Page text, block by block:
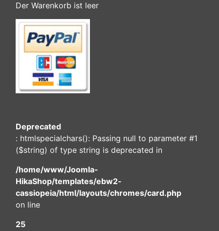
Der Warenkorb ist leer
Deprecated
: htmlspecialchars(): Passing null to parameter #1
($string) of type string is deprecated in
/home/www/Joomla-
HikaShop/templates/ebw2-
cassiopeia/html/layouts/chromes/card.php
on line
25